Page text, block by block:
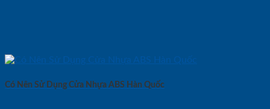
Có Nên Sử Dụng Cửa Nhựa ABS Hàn Quốc